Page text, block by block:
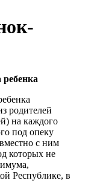
родителей
на каждого
под опеку
с ним
которых не
Республике, в